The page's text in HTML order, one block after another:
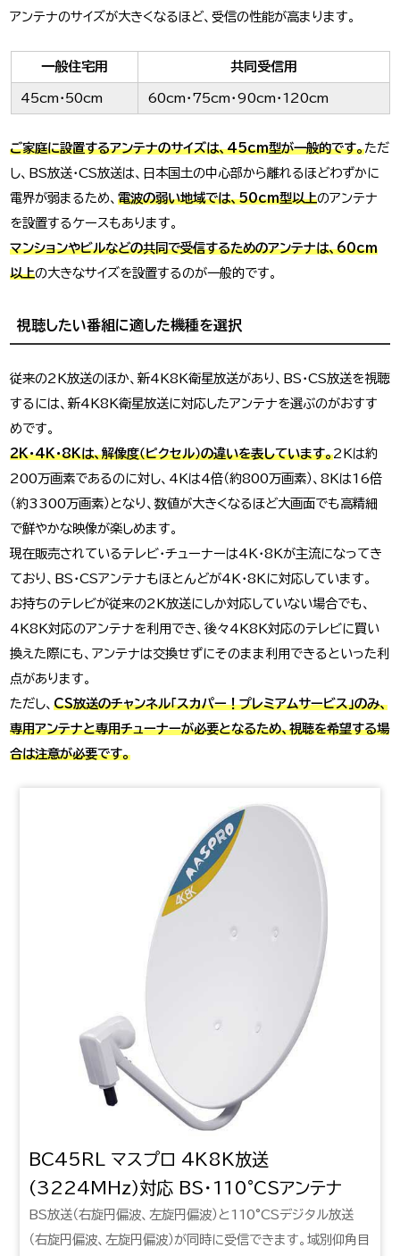
アンテナのサイズが大きくなるほど、受信の性能が高まります。
一般住宅用 共同受信用
45cm・50cm 60cm・75cm・90cm・120cm
ご家庭に設置するアンテナのサイズは、45cm型が一般的です。ただ
し、BS放送・CS放送は、日本国土の中心部から離れるほどわずかに
電界が弱まるため、電波の弱い地域では、50cm型以上のアンテナ
を設置するケースもあります。
マンションやビルなどの共同で受信するためのアンテナは、60cm
以上の大きなサイズを設置するのが一般的です。
視聴したい番組に適した機種を選択
従来の2K放送のほか、新4K8K衛星放送があり、BS・CS放送を視聴
するには、新4K8K衛星放送に対応したアンテナを選ぶのがおすす
めです。
2K・4K・8Kは、解像度（ピクセル）の違いを表しています。2Kは約
200万画素であるのに対し、4Kは4倍（約800万画素）、8Kは16倍
（約3300万画素）となり、数値が大きくなるほど大画面でも高精細
で鮮やかな映像が楽しめます。
現在販売されているテレビ・チューナーは4K・8Kが主流になってき
ており、BS・CSアンテナもほとんどが4K・8Kに対応しています。
お持ちのテレビが従来の2K放送にしか対応していない場合でも、
4K8K対応のアンテナを利用でき、後々4K8K対応のテレビに買い
換えた際にも、アンテナは交換せずにそのまま利用できるといった利
点があります。
ただし、CS放送のチャンネル「スカパー！プレミアムサービス」のみ、
専用アンテナと専用チューナーが必要となるため、視聴を希望する場
合は注意が必要です。
BC45RL マスプロ 4K8K放送
(3224MHz)対応 BS・110°CSアンテナ
BS放送（右旋円偏波、左旋円偏波）と110°CSデジタル放送
（右旋円偏波、左旋円偏波）が同時に受信できます。域別仰角目